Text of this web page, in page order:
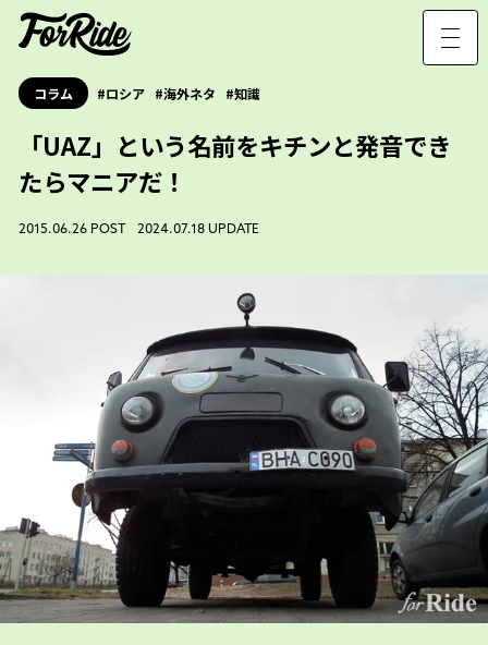
コラム ロシア 海外ネタ 知識
「UAZ」という名前をキチンと発音でき
たらマニアだ！
2015.06.26 POST 2024.07.18 UPDATE